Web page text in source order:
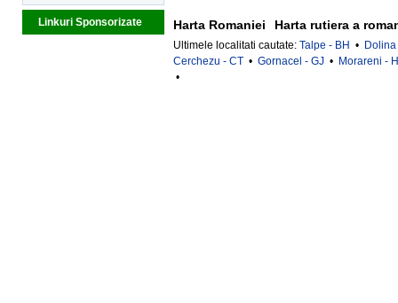
Linkuri Sponsorizate Harta Romaniei Harta rutiera a
Ultimele localitati cautate: Talpe - BH • Dolina
Cerchezu - CT • Gornacel - GJ • Morareni -
•